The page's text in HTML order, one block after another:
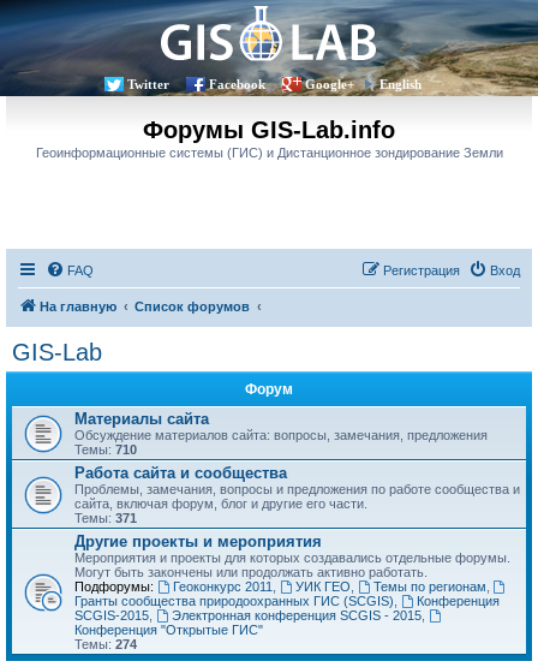
Twitter Facebook Google+ English
Форумы GIS-Lab.info
Геоинформационные системы (ГИС) и Дистанционное зондирование Земли
FAQ Вход
Регистрация
На главную Список форумов
GIS-Lab
Форум
Материалы сайта
Обсуждение материалов сайта: вопросы, замечания, предложения
Темы: 710
Работа сайта и сообщества
Проблемы, замечания, вопросы и предложения по работе сообщества и
сайта, включая форум, блог и другие его части.
Темы: 371
Другие проекты и мероприятия
Мероприятия и проекты для которых создавались отдельные форумы.
Могут быть закончены или продолжать активно работать.
Подфорумы:
Геоконкурс 2011 УИК ГЕО Темы по регионам
Гранты сообщества природоохранных ГИС (SCGIS)
Конференция
SCGIS-2015
Электронная конференция SCGIS - 2015,
Конференция "Открытые ГИС"
Темы: 274